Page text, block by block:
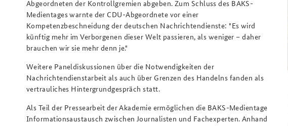
Abgeordneten der Kontrollgremien abgeben. Zum Schluss des BAKS-
Medientages warnte der CDU-Abgeordnete vor einer
Kompetenzbeschneidung der deutschen Nachrichtendienste: "Es wird
künftig mehr im Verborgenen dieser Welt passieren, als weniger – daher
brauchen wir sie mehr denn je."
Weitere Paneldiskussionen über die Notwendigkeiten der
Nachrichtendienstarbeit als auch über Grenzen des Handelns fanden als
vertrauliches Hintergrundgespräch statt.
Als Teil der Pressearbeit der Akademie ermöglichen die BAKS-Medientage
Informationsaustausch zwischen Journalisten und Fachexperten. Anhand